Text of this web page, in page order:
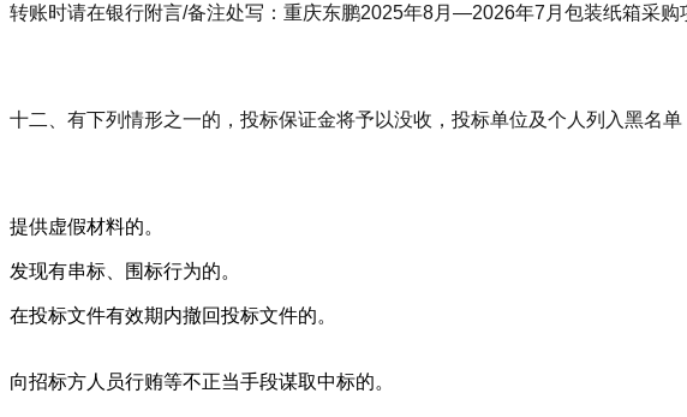
转账时请在银行附言/备注处写：重庆东鹏2025年8月—2026年7月包装纸箱采
十二、有下列情形之一的，投标保证金将予以没收，投标单位及个人列入黑名单
提供虚假材料的。
发现有串标、围标行为的。
在投标文件有效期内撤回投标文件的。
向招标方人员行贿等不正当手段谋取中标的。